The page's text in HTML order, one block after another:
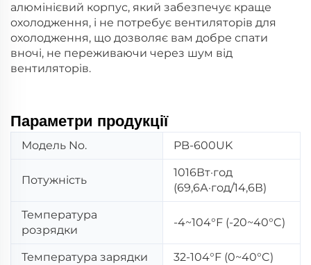
алюмінієвий корпус, який забезпечує краще
охолодження, і не потребує вентиляторів для
охолодження, що дозволяє вам добре спати
вночі, не переживаючи через шум від
вентиляторів.
Параметри продукції
Модель No. PB-600UK
Потужність
1016Вт·год
(69,6А·год/14,6В)
Температура
розрядки
-4~104°F (-20~40°C)
Температура зарядки 32-104°F (0~40°C)